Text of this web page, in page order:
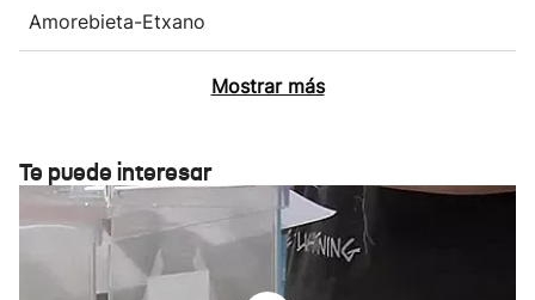
Amorebieta-Etxano
Mostrar más
Te puede interesar